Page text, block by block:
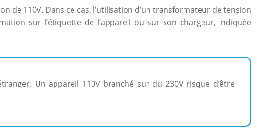
de 110V. Dans ce cas, l’utilisation d’un transformateur de tension
sur l’étiquette de l’appareil ou sur son chargeur, indiquée
Un appareil 110V branché sur du 230V risque d’être